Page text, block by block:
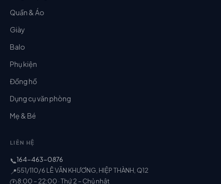
Quần & Áo
Giày
Balo
Phụ kiện
Đồng hồ
Dụng cụ văn phòng
Mẹ & Bé
LIÊN HỆ
📞164-463-0876
📍551/110/6 LÊ VĂN KHƯƠNG, HIỆP THÀNH, Q12
🕐8:00 – 22:00 · Thứ 2 – Chủ nhật